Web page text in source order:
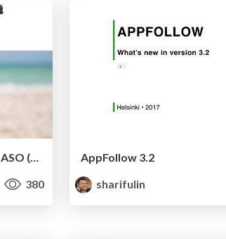
380
AppFollow 3.2
sharifulin